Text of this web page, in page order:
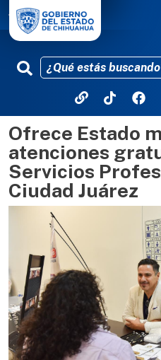
Ofrece Estado
atenciones
Servicios
Ciudad Juárez